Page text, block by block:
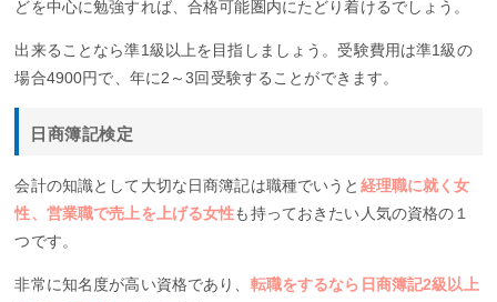
どを中心に勉強すれば、合格可能圏内にたどり着けるでしょう。
出来ることなら準1級以上を目指しましょう。受験費用は準1級の
場合4900円で、年に2～3回受験することができます。
日商簿記検定
会計の知識として大切な日商簿記は職種でいうと 経理職に就く女
性、営業職で売上を上げる女性も持っておきたい人気の資格の１
つです。
非常に知名度が高い資格であり、 転職をするなら日商簿記2級以上